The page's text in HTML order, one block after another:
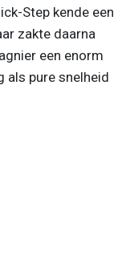
Step kende een
zakte daarna
een enorm
als pure snelheid